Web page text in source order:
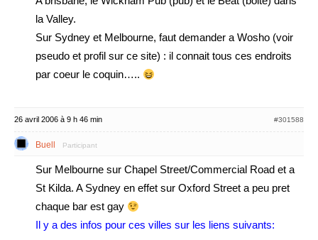
la Valley.
Sur Sydney et Melbourne, faut demander a Wosho (voir
pseudo et profil sur ce site) : il connait tous ces endroits
par coeur le coquin…..
26 avril 2006 à 9 h 46 min #301588
Buell Participant
Sur Melbourne sur Chapel Street/Commercial Road et a
St Kilda. A Sydney en effet sur Oxford Street a peu pret
chaque bar est gay
Il y a des infos pour ces villes sur les liens suivants: